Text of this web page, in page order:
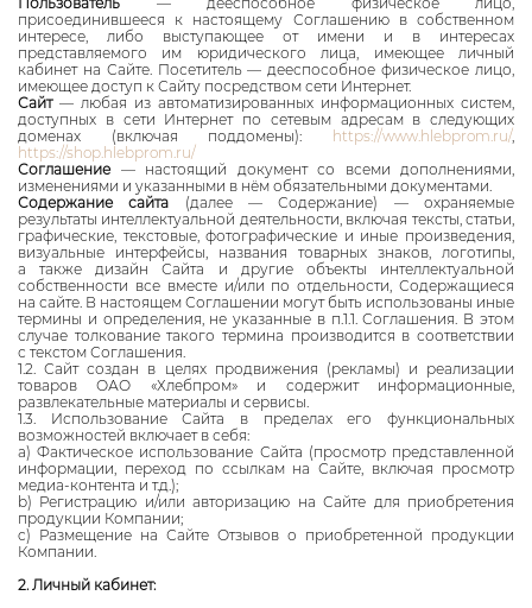
присоединившееся к настоящему Соглашению в собственном
интересе, либо выступающее от имени и в интересах
представляемого им юридического лица, имеющее личный
кабинет на Сайте. Посетитель — дееспособное физическое лицо,
имеющее доступ к Сайту посредством сети Интернет.
Сайт— любая из автоматизированных информационных систем,
доступных в сети Интернет по сетевым адресам в следующих
доменах (включая поддомены):
https://www.hlebprom.ru/,
https://shop.hlebprom.ru/
Соглашение— настоящий документ со всеми дополнениями,
изменениями и указанными в нём обязательными документами.
Содержание сайта (далее — Содержание) — охраняемые
результаты интеллектуальной деятельности, включая тексты, статьи,
графические, текстовые, фотографические и иные произведения,
визуальные интерфейсы, названия товарных знаков, логотипы,
а также дизайн Сайта и другие объекты интеллектуальной
собственности все вместе и/или по отдельности, Содержащиеся
на сайте. В настоящем Соглашении могут быть использованы иные
термины и определения, не указанные в п.1.1. Соглашения. В этом
случае толкование такого термина производится в соответствии
с текстом Соглашения.
1.2. Сайт создан в целях продвижения (рекламы) и реализации
товаров ОАО «Хлебпром» и содержит информационные,
развлекательные материалы и сервисы.
1.3. Использование Сайта в пределах его функциональных
возможностей включает в себя:
a) Фактическое использование Сайта (просмотр представленной
информации, переход по ссылкам на Сайте, включая просмотр
медиа-контента и т.д.);
b) Регистрацию и/или авторизацию на Сайте для приобретения
продукции Компании;
c) Размещение на Сайте Отзывов о приобретенной продукции
Компании.
2. Личный кабинет: